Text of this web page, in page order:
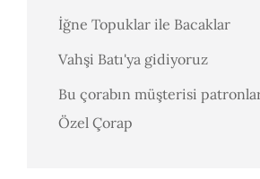
İğne Topuklar ile Bacaklar
Vahşi Batı'ya gidiyoruz
Bu çorabın müşterisi
Özel Çorap